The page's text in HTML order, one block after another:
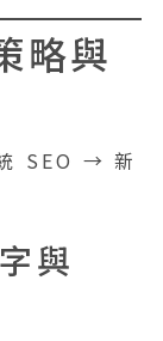
略與
SEO → 新
與